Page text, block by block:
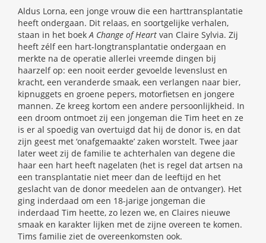
Aldus Lorna, een jonge vrouw die een harttransplantatie
heeft ondergaan. Dit relaas, en soortgelijke verhalen,
staan in het boekA Change of Heart van Claire Sylvia. Zij
heeft zélf een hart-longtransplantatie ondergaan en
merkte na de operatie allerlei vreemde dingen bij
haarzelf op: een nooit eerder gevoelde levenslust en
kracht, een veranderde smaak, een verlangen naar bier,
kipnuggets en groene pepers, motorfietsen en jongere
mannen. Ze kreeg kortom een andere persoonlijkheid. In
een droom ontmoet zij een jongeman die Tim heet en ze
is er al spoedig van overtuigd dat hij de donor is, en dat
zijn geest met ‘onafgemaakte’ zaken worstelt. Twee jaar
later weet zij de familie te achterhalen van degene die
haar een hart heeft nagelaten (het is regel dat artsen na
een transplantatie niet meer dan de leeftijd en het
geslacht van de donor meedelen aan de ontvanger). Het
ging inderdaad om een 18-jarige jongeman die
inderdaad Tim heette, zo lezen we, en Claires nieuwe
smaak en karakter lijken met de zijne overeen te komen.
Tims familie ziet de overeenkomsten ook.